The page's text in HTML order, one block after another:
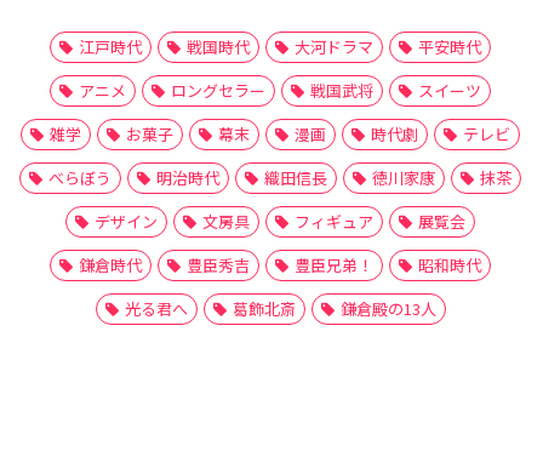
江戸時代 戦国時代 大河ドラマ
平安時代
アニメ
ロングセラー 戦国武将
スイーツ
雑学
お菓子 幕末 漫画 時代劇
テレビ
べらぼう
明治時代 織田信長 徳川家康
抹茶
デザイン
文房具 フィギュア
展覧会
鎌倉時代
豊臣秀吉 豊臣兄弟！
昭和時代
光る君へ
葛飾北斎 鎌倉殿の13人